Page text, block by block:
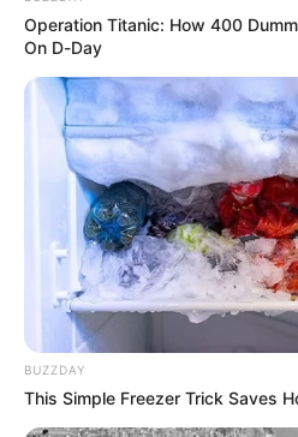
Operation Titanic: How 400
On D-Day
BUZZDAY
This Simple Freezer Trick Saves